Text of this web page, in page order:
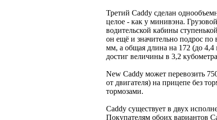
Третий Caddy сделан
целое - как у минивэна.
водительской кабины
он ещё и значительно подрос
мм, а общая длина на 172 (до 4,4
достиг величины в 3,2
New Caddy может перевозить
от двигателя) на прицепе без
тормозами.
Caddy существует в двух
Покупателям обоих вариантов